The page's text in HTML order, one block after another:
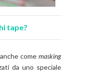
tape?
come masking
da uno speciale